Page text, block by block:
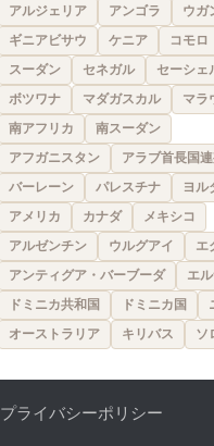
アルジェリア アンゴラ ウガ
ギニアビサウ
ケニア コモロ
スーダン
セネガル セーシェ
ボツワナ
マダガスカル マラ
南アフリカ
南スーダン
アフガニスタン アラブ首長国連
バーレーン
パレスチナ ヨル
アメリカ カナダ メキシコ
アルゼンチン ウルグアイ エ
アンティグア・バーブーダ エ
ドミニカ共和国
ドミニカ国
オーストラリア キリバス ソ
プライバシーポリシー